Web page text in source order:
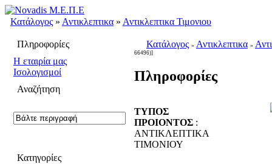
Κατάλογος » Αντικλεπτικα » Αντικλεπτικα Τιμονιου
Πληροφορίες
H εταιρία μας
Ισολογισμοί
Αναζήτηση
Κατηγορίες
Κατάλογος » Αντικλεπτικα »
66496)]
Πληροφορίες
ΤΥΠΟΣ
ΠΡΟΙΟΝΤΟΣ :
ΑΝΤΙΚΛΕΠΤΙΚΑ
ΤΙΜΟΝΙΟΥ